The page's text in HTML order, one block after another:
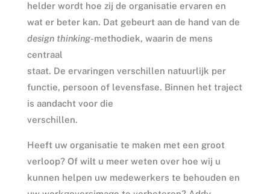
helder wordt hoe zij de organisatie ervaren en
wat er beter kan. Dat gebeurt aan de hand van de
design thinking-methodiek, waarin de mens
centraal
staat. De ervaringen verschillen natuurlijk per
functie, persoon of levensfase. Binnen het traject
is aandacht voor die
verschillen.
Heeft uw organisatie te maken met een groot
verloop? Of wilt u meer weten over hoe wij u
kunnen helpen uw medewerkers te behouden en